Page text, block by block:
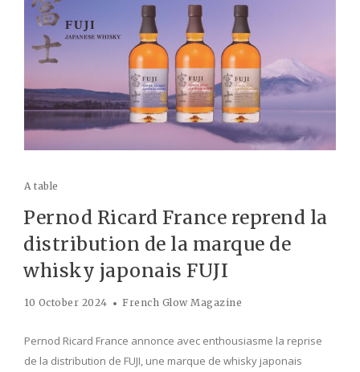
A table
Pernod Ricard France reprend la
distribution de la marque de
whisky japonais FUJI
10 October 2024 French Glow Magazine
Pernod Ricard France annonce avec enthousiasme la reprise
de la distribution de FUJI, une marque de whisky japonais